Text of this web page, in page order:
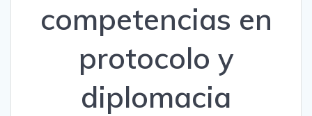
competencias en
protocolo y
diplomacia